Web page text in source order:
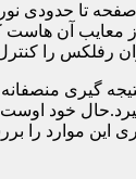
تا حدودی
معایب آن هاست
رفلکس را
گیری منصفانه
خود
این موارد را